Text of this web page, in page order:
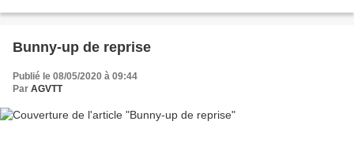
Bunny-up de reprise
Publié le 08/05/2020 à 09:44
Par AGVTT